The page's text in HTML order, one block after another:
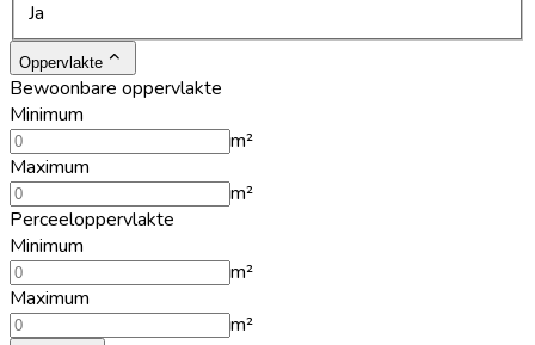
Ja
Oppervlakte
Bewoonbare oppervlakte
Minimum
m²
Maximum
m²
Perceeloppervlakte
Minimum
m²
Maximum
m²